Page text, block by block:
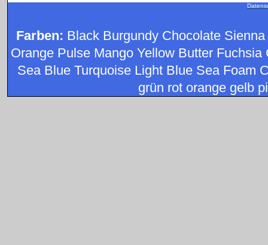
Farben: Black Burgundy Chocolate
Orange Pulse Mango Yellow Butter
Sea Blue Turquoise Light Blue Sea Foam
grün rot orange gelb